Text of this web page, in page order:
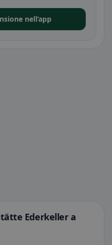
nell’app
Ederkeller a